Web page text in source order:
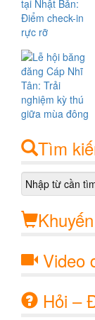
Tìm
Video
Hỏi –